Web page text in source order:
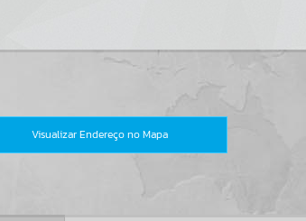
Visualizar Endereço no Mapa